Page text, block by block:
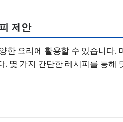
제안
한 요리에 활용할 수 있습니다.
몇 가지 간단한 레시피를 통해